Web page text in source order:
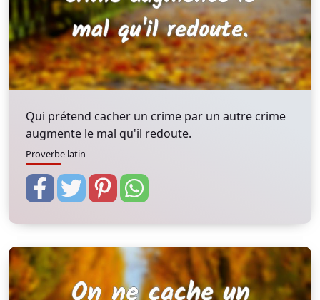
Qui prétend cacher un crime par un autre crime
augmente le mal qu'il redoute.
Proverbe latin